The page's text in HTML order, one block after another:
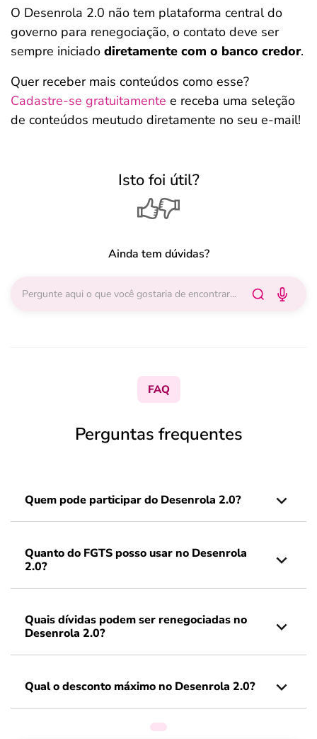
O Desenrola 2.0 não tem plataforma central do
governo para renegociação, o contato deve ser
sempre iniciado diretamente com o banco credor.
Quer receber mais conteúdos como esse?
Cadastre-se gratuitamente e receba uma seleção
de conteúdos meutudo diretamente no seu e-mail!
Isto foi útil?
Ainda tem dúvidas?
FAQ
Perguntas frequentes
Quem pode participar do Desenrola 2.0?
Quanto do FGTS posso usar no Desenrola
2.0?
Quais dívidas podem ser renegociadas no
Desenrola 2.0?
Qual o desconto máximo no Desenrola 2.0?